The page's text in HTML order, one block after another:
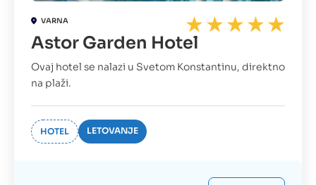
VARNA
Astor Garden Hotel
Ovaj hotel se nalazi u Svetom Konstantinu, direktno
na plaži.
HOTEL LETOVANJE